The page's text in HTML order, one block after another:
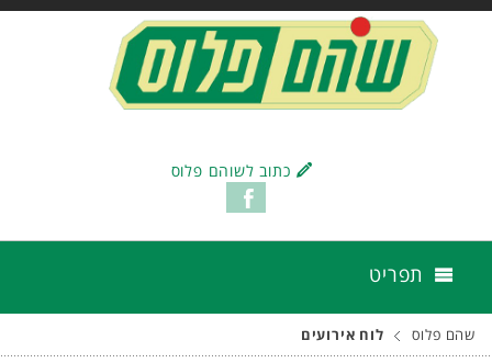
כתוב לשוהם פלוס
תפריט
שהם פלוס לוח אירועים